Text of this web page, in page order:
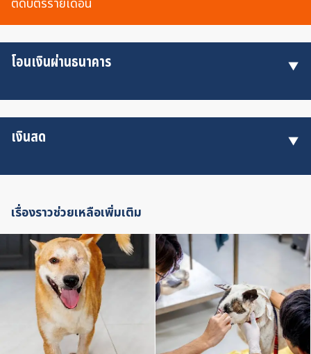
โอนเงินผ่านธนาคาร
เงินสด
เรื่องราวช่วยเหลือเพิ่มเติม